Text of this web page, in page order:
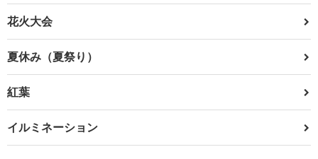
花火大会
夏休み（夏祭り）
紅葉
イルミネーション